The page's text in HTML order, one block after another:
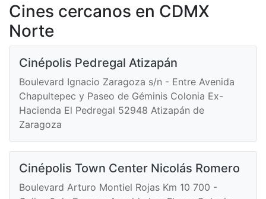
Cines cercanos en CDMX
Norte
Cinépolis Pedregal Atizapán
Boulevard Ignacio Zaragoza s/n - Entre Avenida
Chapultepec y Paseo de Géminis Colonia Ex-
Hacienda El Pedregal 52948 Atizapán de
Zaragoza
Cinépolis Town Center Nicolás Romero
Boulevard Arturo Montiel Rojas Km 10 700 -